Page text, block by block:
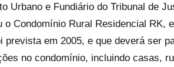
Urbano e Fundiário do Tribunal de
Condomínio Rural Residencial RK,
prevista em 2005, e que deverá ser
no condomínio, incluindo casas,